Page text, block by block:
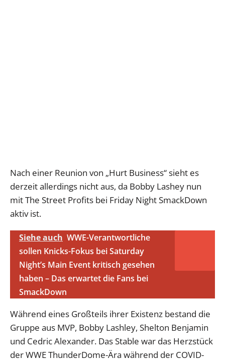
Nach einer Reunion von „Hurt Business“ sieht es
derzeit allerdings nicht aus, da Bobby Lashey nun
mit The Street Profits bei Friday Night SmackDown
aktiv ist.
Siehe auch WWE-Verantwortliche
sollen Knicks-Fokus bei Saturday
Night’s Main Event kritisch gesehen
haben – Das erwartet die Fans bei
SmackDown
Während eines Großteils ihrer Existenz bestand die
Gruppe aus MVP, Bobby Lashley, Shelton Benjamin
und Cedric Alexander. Das Stable war das Herzstück
der WWE ThunderDome-Ära während der COVID-